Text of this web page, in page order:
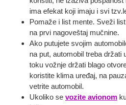
ima efekat koji imaju i svi
Pomaže i list mente. Sveži
na prvi nagoveštaj mučnine.
Ako putujete svojim
na put, automobil treba držati
toku vožnje držati blago
koristite klima uređaj, na
vetrite automobil.
Ukoliko se vozite avionom